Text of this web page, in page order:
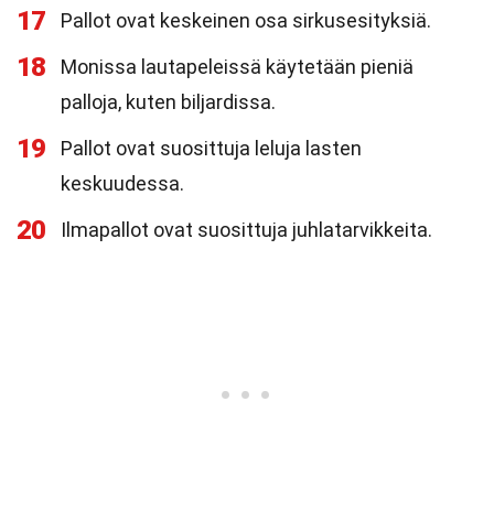
17 Pallot ovat keskeinen osa sirkusesityksiä.
18
Monissa lautapeleissä käytetään pieniä
palloja, kuten biljardissa.
19
Pallot ovat suosittuja leluja lasten
keskuudessa.
20 Ilmapallot ovat suosittuja juhlatarvikkeita.